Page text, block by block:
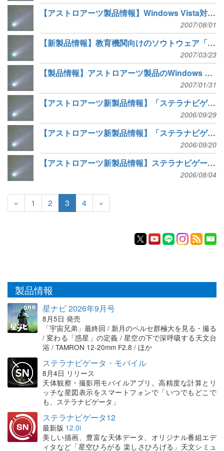
【アストロアーツ製品情報】Windows Vista対応「ステラナビゲータ Ver.8.1」をリリース
2007/08/01
【新製品情報】教育機関向けのソウトウェア「ステラナビゲータ8アカデミー」の販売
2007/03/23
【製品情報】アストロアーツ製品のWindows Vistaでの動作について
2007/01/31
【アストロアーツ新製品情報】「ステラナビゲータ Ver.8」を発売
2006/09/29
【アストロアーツ新製品情報】「ステラナビゲータ Ver.8」バージョンアップサービス開始
2006/09/20
【アストロアーツ新製品情報】ステラナビゲータ Ver.8がこの秋登場
2006/08/04
« 1 2 3 4 »
製品情報
星ナビ 2026年9月号
8月5日 発売
「宇宙兄弟」最終回 / 新月のペルセ群極大を見る・撮る
/ 変わる「惑星」の定義 / 星空の下で深呼吸する天文台
浴 / TAMRON 12-20mm F2.8 / ほか
ステラナビゲータ・モバイル
8月4日 リリース
天体観察・撮影用モバイルアプリ。高精度な計算とリ
ッチな星図表示をスマートフォンで「いつでもどこで
も、ステラナビゲータ」
ステラナビゲータ12
最新版 12.0i
美しい描画、豊富な天体データ、オリジナル番組エデ
ィタなど「星空ひろがる 楽しさひろげる」天文シミュ